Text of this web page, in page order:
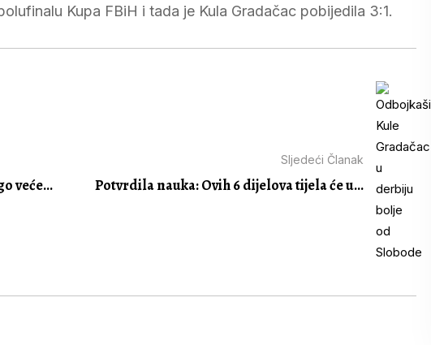
Kupa FBiH i tada je Kula Gradačac pobijedila 3:1.
veće...
Sljedeći Članak
Potvrdila nauka: Ovih 6 dijelova tijela će u...